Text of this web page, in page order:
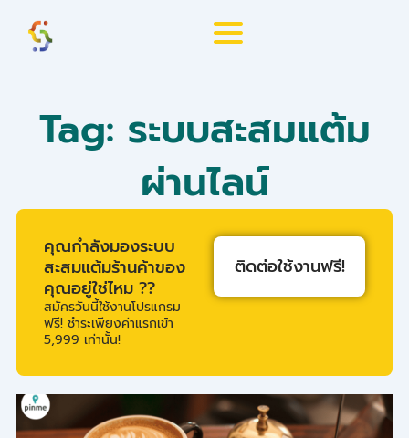
content
Tag: ระบบสะสมแต้ม
ผ่านไลน์
คุณกำลังมองระบบ
สะสมแต้มร้านค้าของ
คุณอยู่ใช่ไหม ??
สมัครวันนี้ใช้งานโปรแกรม
ฟรี! ชำระเพียงค่าแรกเข้า
5,999 เท่านั้น!
ติดต่อใช้งานฟรี!